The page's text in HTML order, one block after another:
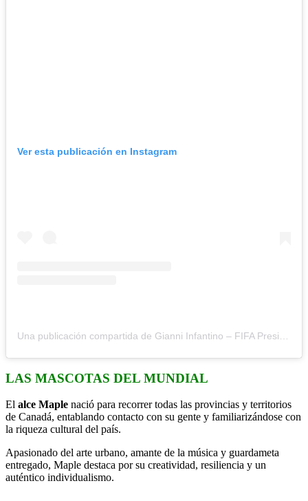
Ver esta publicación en Instagram
LAS MASCOTAS DEL MUNDIAL
El alce Maple nació para recorrer todas las provincias y territorios
de Canadá, entablando contacto con su gente y familiarizándose con
la riqueza cultural del país.
Apasionado del arte urbano, amante de la música y guardameta
entregado, Maple destaca por su creatividad, resiliencia y un
auténtico individualismo.